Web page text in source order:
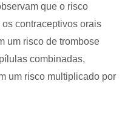
que o risco
contraceptivos orais
um risco de trombose
combinadas,
um risco multiplicado por